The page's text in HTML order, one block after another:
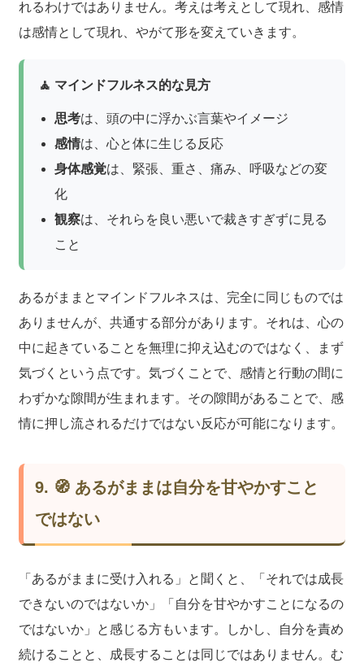
れるわけではありません。考えは考えとして現れ、感情
は感情として現れ、やがて形を変えていきます。
🧘 マインドフルネス的な見方
思考は、頭の中に浮かぶ言葉やイメージ
感情は、心と体に生じる反応
身体感覚は、緊張、重さ、痛み、呼吸などの変
化
観察は、それらを良い悪いで裁きすぎずに見る
こと
あるがままとマインドフルネスは、完全に同じものでは
ありませんが、共通する部分があります。それは、心の
中に起きていることを無理に抑え込むのではなく、まず
気づくという点です。気づくことで、感情と行動の間に
わずかな隙間が生まれます。その隙間があることで、感
情に押し流されるだけではない反応が可能になります。
9. 🧭 あるがままは自分を甘やかすこと
ではない
「あるがままに受け入れる」と聞くと、「それでは成長
できないのではないか」「自分を甘やかすことになるの
ではないか」と感じる方もいます。しかし、自分を責め
続けることと、成長することは同じではありません。む